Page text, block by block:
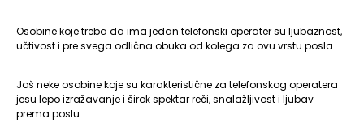
Osobine koje treba da ima jedan telefonski operater su ljubaznost,
učtivost i pre svega odlična obuka od kolega za ovu vrstu posla.
Još neke osobine koje su karakteristične za telefonskog operatera
jesu lepo izražavanje i širok spektar reči, snalažljivost i ljubav
prema poslu.